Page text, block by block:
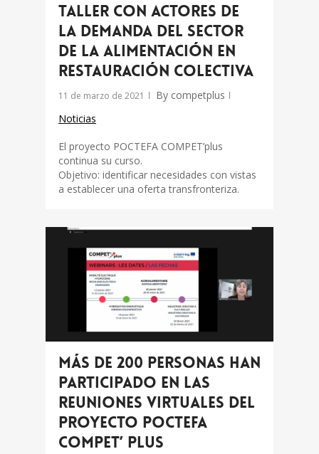
Taller con actores de
la demanda del sector
de la alimentación en
restauración colectiva
11 de marzo de 2021 By competplus
Noticias
El proyecto POCTEFA COMPET’plus
continua su curso.
Objetivo: identificar necesidades con vistas
a establecer una oferta transfronteriza.
Más de 200 personas han
participado en las
reuniones virtuales del
proyecto POCTEFA
COMPET’ plus